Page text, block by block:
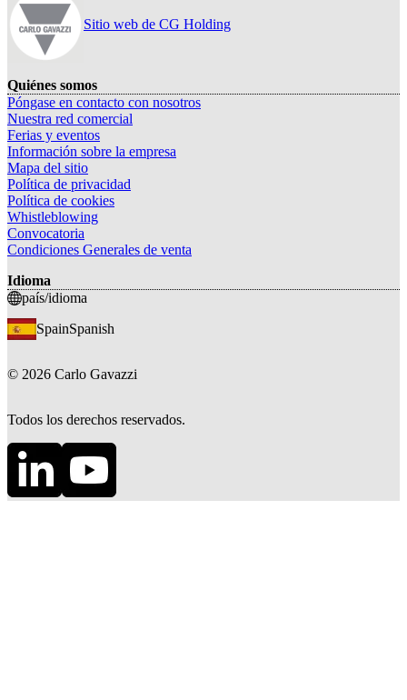
Sitio web de CG Holding
Quiénes somos
Póngase en contacto con nosotros
Nuestra red comercial
Ferias y eventos
Información sobre la empresa
Mapa del sitio
Política de privacidad
Política de cookies
Whistleblowing
Convocatoria
Condiciones Generales de venta
Idioma
país/idioma
SpainSpanish
© 2026 Carlo Gavazzi
Todos los derechos reservados.